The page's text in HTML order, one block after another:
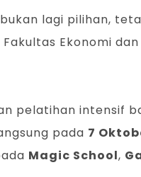
lagi pilihan,
Ekonomi
pelatihan intensif
pada 7
Magic School,